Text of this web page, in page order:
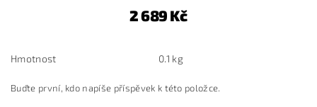
2 689 Kč
Hmotnost 0.1 kg
Buďte první, kdo napíše příspěvek k této položce.